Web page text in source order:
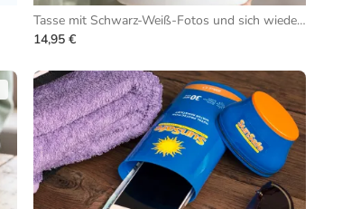
Tasse mit Schwarz-Weiß-Fotos und sich wiederholendem Text
14,95 €